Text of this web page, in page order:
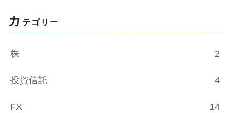
カ テゴリー
株 2
投資信託 4
FX 14